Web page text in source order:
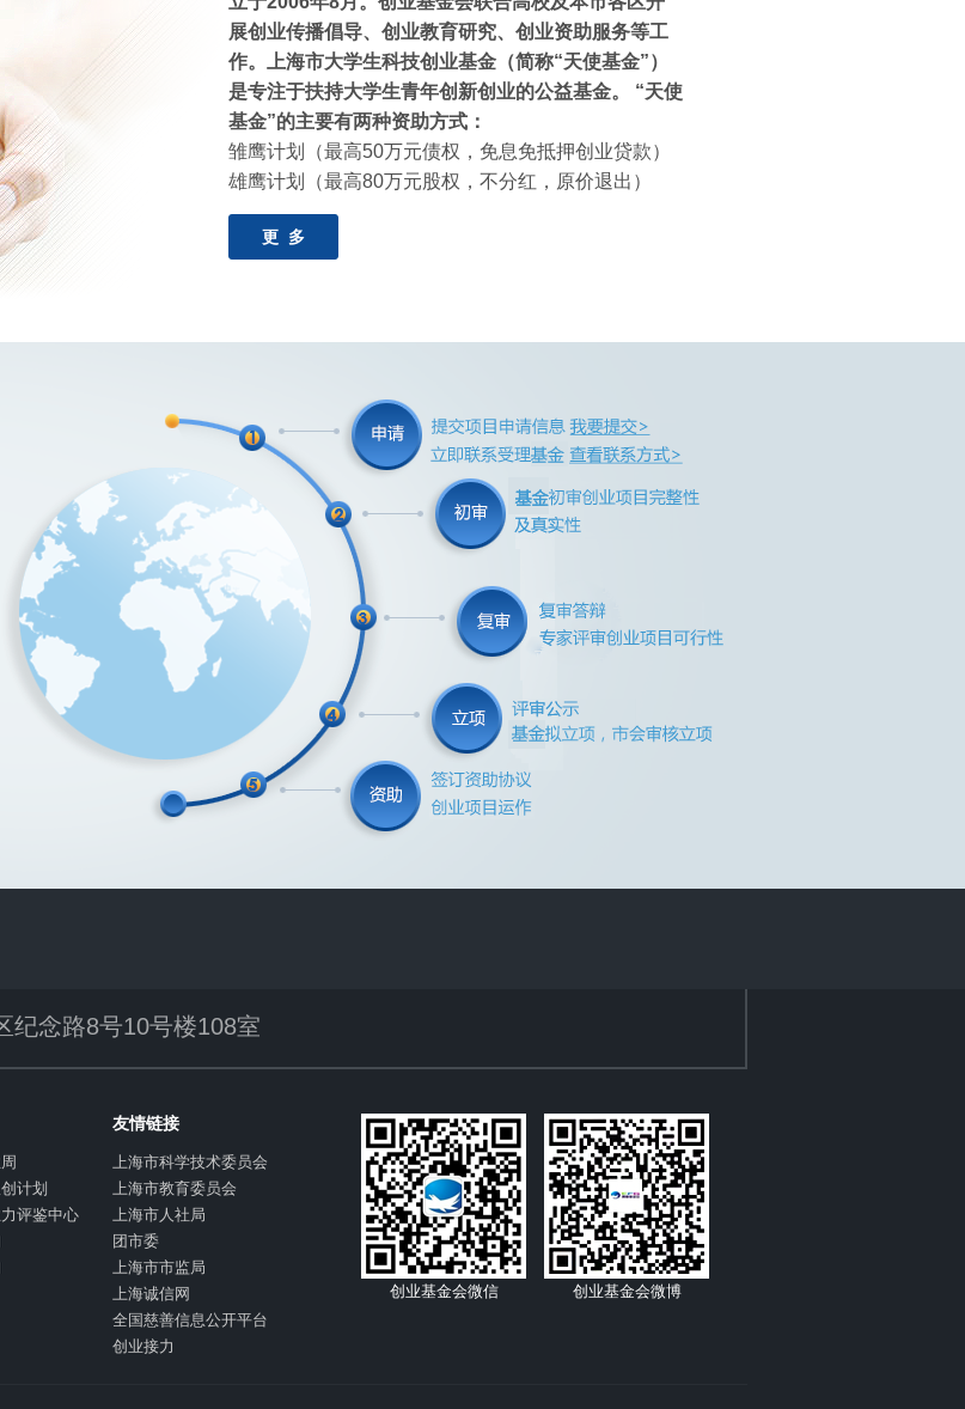
展创业传播倡导、创业教育研究、创业资助服务等工
作。上海市大学生科技创业基金（简称“天使基金”）
是专注于扶持大学生青年创新创业的公益基金。 “天使
基金”的主要有两种资助方式：
雏鹰计划（最高50万元债权，免息免抵押创业贷款）
雄鹰计划（最高80万元股权，不分红，原价退出）
更 多
纪念路8号10号楼108室
计划
评鉴中心
友情链接
上海市科学技术委员会
上海市教育委员会
上海市人社局
团市委
上海市市监局
上海诚信网
全国慈善信息公开平台
创业接力
创业基金会微信 创业基金会微博